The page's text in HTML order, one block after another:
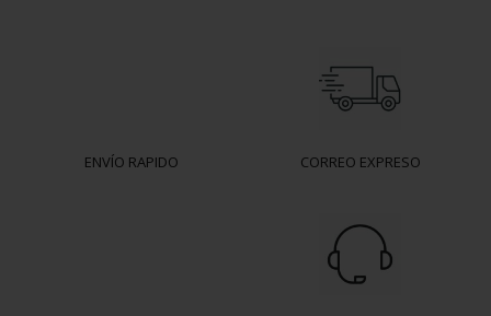
ENVÍO RAPIDO CORREO EXPRESO